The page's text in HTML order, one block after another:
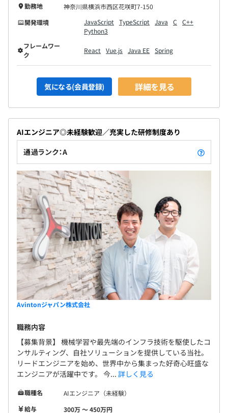
勤務地
神奈川県横浜市西区花咲町7-150
開発環境
JavaScript TypeScript Java C
C++
Python3
フレームワー
ク
React Vue.js Java EE Spring
気になる(会員登録) 詳細を見る
AIエンジニア◎未経験歓迎／充実した研修制度あり
通過ランク：A
Avintonジャパン株式会社
職務内容
【募集背景】 機械学習や最先端のインフラ技術を駆使したコ
ンサルティング、自社ソリューションを提供している当社。
リードエンジニアを始め、世界中から集まった好奇心旺盛な
エンジニアが活躍中です。 今... 詳しく見る
職種名
AIエンジニア（未経験）
給与
300万 〜 450万円